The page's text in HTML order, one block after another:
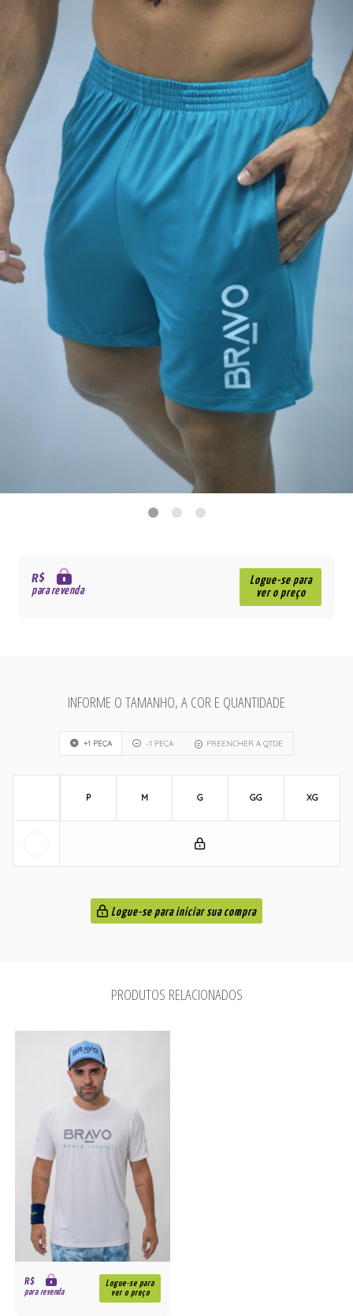
R$
para revenda
Logue-se para
ver o preço
INFORME O TAMANHO, A COR E QUANTIDADE
+1 PEÇA -1 PEÇA PREENCHER A QTDE
P M G GG XG
Logue-se para iniciar sua compra
PRODUTOS RELACIONADOS
R$
para revenda
Logue-se para
ver o preço